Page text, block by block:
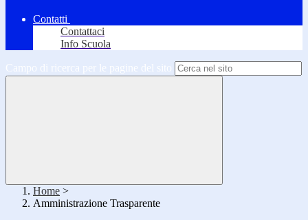
Contatti
Contattaci
Info Scuola
Campo di ricerca per le pagine del sito
Home >
Amministrazione Trasparente